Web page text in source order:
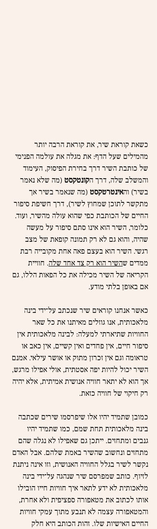
כשאת קוראת שיר, את קוראת הרבה יותר
מהמילים שעל הדף: את מגלה את עולמה הפנימי
של כותבת השיר דרך בחירת הפיסוק, העימוד
והמשלב שלה, דרך הקונטקסט (מה שלא נאמר
בשיר) והאינטרטקסט (מה שנאמר בשיר אך
מתקשר לתוכן שמחוץ לשיר), דרך חשיפת סיפור
החיים של הכותבת כפי שהוא עולה מהשיר, ועוד.
כלומר, השיר הוא אינו סתם סיפור על מעשה
שהיה, והוא גם לא רק תמונה קופאת של מצב
רגשי. השיר הוא בעצם פאה אחת מקובייה רבת
ממדים שהשיר הוא רק צד אחד שלה. חוויית
הקריאה של השיר מכילה את כל הפאות הללו, גם
אם באופן בלתי מודע.
כאשר אנחנו קוראים שיר שנכתב על־ידי בינה
מלאכותית, אנו גוזלים מאיתנו את כל שאר
החוויות שתיארתי למעלה: לבינה מלאכותית אין
סיפור חיים, אין פחדים ואין קשיים, אין כאב או
טראומה וגם אין זכרון מתוק או אושר עילאי. אמנם
השיר יכול להיות יפה אסטתית, אולי אפילו מרגש,
אך הוא לא יתאר חוויה אנושית אמיתית, אלא יהיה
רק חיקוי של חוויה כזאת.
כמובן שתמיד יהיו אלו שיפרסמו שירים שכתבה
בינה מלאכותית תחת שמם, כמו שתמיד יהיו
גנבים ומתחזים. ייתכן גם שאפילו לא נגלה שהם
מתחזים ונחשוב שהשיר באמת שלהם. אבל האדם
נקשר לשיר בגלל החוויה האנושית, וזו אינה ניתנת
לזיוף. כותב שמפרסם שיר שנהגה על־ידי בינה
מלאכותית לא ידע לתאר איך חוויות חייו הובילו
אותו לכתוב את מטאפורה ספציפית ולא אחרת,
והמטאפורה עצמה לא תנבע מתוך עמקי חוויות
החיים האישיות שלו. זהות הכותב היא חלק